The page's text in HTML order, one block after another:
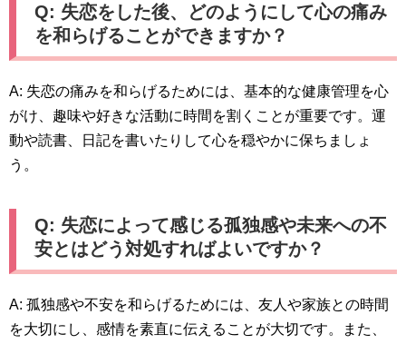
Q: 失恋をした後、どのようにして心の痛み
を和らげることができますか？
A: 失恋の痛みを和らげるためには、基本的な健康管理を心
がけ、趣味や好きな活動に時間を割くことが重要です。運
動や読書、日記を書いたりして心を穏やかに保ちましょ
う。
Q: 失恋によって感じる孤独感や未来への不
安とはどう対処すればよいですか？
A: 孤独感や不安を和らげるためには、友人や家族との時間
を大切にし、感情を素直に伝えることが大切です。また、